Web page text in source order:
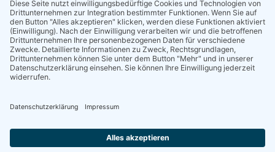
NEWSLETTER
Neuigkeiten rund um die Geriatrie und die DGG – regelmäßig in Ihrem
Postfach.
Die Zeitschrift für Gerontologie und Geriatrie informiert über Neues aus